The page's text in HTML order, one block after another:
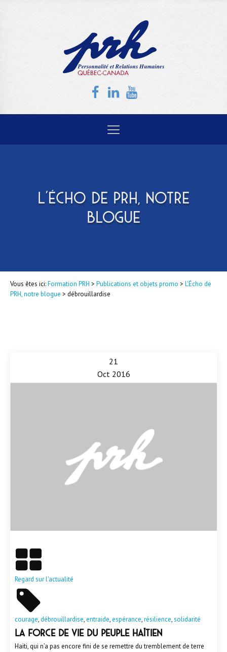
L'ÉCHO DE PRH, NOTRE
BLOGUE
Vous êtes ici:Formation PRH > Publications et objets promo > L'Écho de
PRH, notre blogue > débrouillardise
21
Oct 2016
Regard sur l'actualité
courage,débrouillardise,entraide,espérance,résilience,solidarité
La force de vie du peuple haïtien
Haïti, qui n’a pas encore fini de se remettre du tremblement de terre